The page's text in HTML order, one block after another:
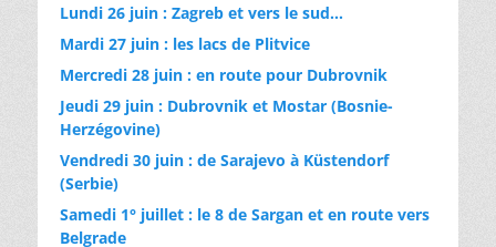
Lundi 26 juin : Zagreb et vers le sud…
Mardi 27 juin : les lacs de Plitvice
Mercredi 28 juin : en route pour Dubrovnik
Jeudi 29 juin : Dubrovnik et Mostar (Bosnie-
Herzégovine)
Vendredi 30 juin : de Sarajevo à Küstendorf
(Serbie)
Samedi 1° juillet : le 8 de Sargan et en route vers
Belgrade